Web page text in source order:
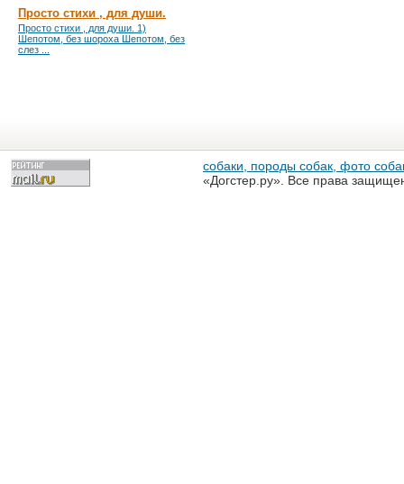
Просто стихи , для души.
Просто стихи , для души. 1)
Шепотом, без шороха Шепотом, без
слез ...
собаки, породы собак, фото
«Догстер.ру». Все права